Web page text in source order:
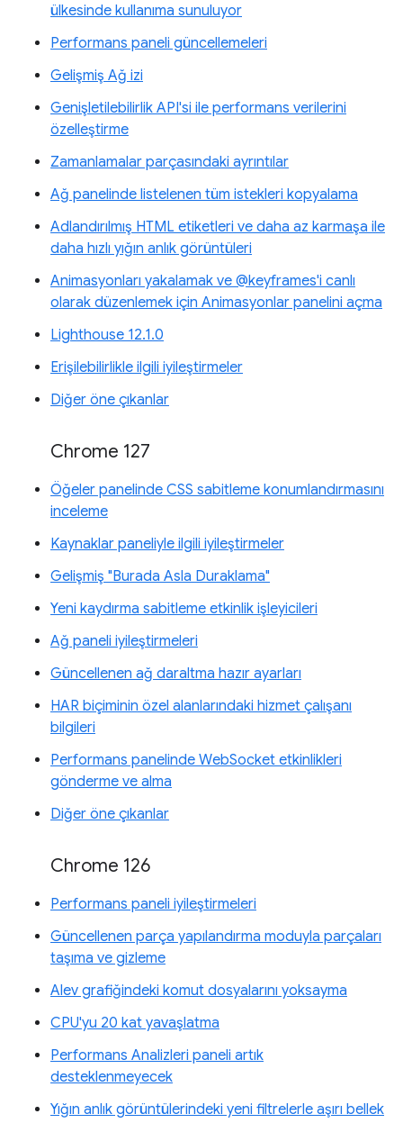
ülkesinde kullanıma sunuluyor
Performans paneli güncellemeleri
Gelişmiş Ağ izi
Genişletilebilirlik API'si ile performans verilerini
özelleştirme
Zamanlamalar parçasındaki ayrıntılar
Ağ panelinde listelenen tüm istekleri kopyalama
Adlandırılmış HTML etiketleri ve daha az karmaşa ile
daha hızlı yığın anlık görüntüleri
Animasyonları yakalamak ve @keyframes'i canlı
olarak düzenlemek için Animasyonlar panelini açma
Lighthouse 12.1.0
Erişilebilirlikle ilgili iyileştirmeler
Diğer öne çıkanlar
Chrome 127
Öğeler panelinde CSS sabitleme konumlandırmasını
inceleme
Kaynaklar paneliyle ilgili iyileştirmeler
Gelişmiş "Burada Asla Duraklama"
Yeni kaydırma sabitleme etkinlik işleyicileri
Ağ paneli iyileştirmeleri
Güncellenen ağ daraltma hazır ayarları
HAR biçiminin özel alanlarındaki hizmet çalışanı
bilgileri
Performans panelinde WebSocket etkinlikleri
gönderme ve alma
Diğer öne çıkanlar
Chrome 126
Performans paneli iyileştirmeleri
Güncellenen parça yapılandırma moduyla parçaları
taşıma ve gizleme
Alev grafiğindeki komut dosyalarını yoksayma
CPU'yu 20 kat yavaşlatma
Performans Analizleri paneli artık
desteklenmeyecek
Yığın anlık görüntülerindeki yeni filtrelerle aşırı bellek